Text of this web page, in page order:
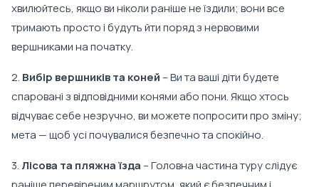
хвилюйтесь, якщо ви ніколи раніше не їздили; вони все
тримають просто і будуть йти поряд з нервовими
вершниками на початку.
2. Вибір вершників та коней – Ви та ваші діти будете
спаровані з відповідними конями або пони. Якщо хтось
відчуває себе незручно, ви можете попросити про зміну;
мета — щоб усі почувалися безпечно та спокійно.
3. Лісова та пляжна їзда – Головна частина туру слідує